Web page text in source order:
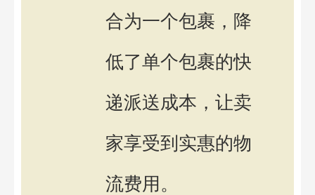
合为一个包裹，降
低了单个包裹的快
递派送成本，让卖
家享受到实惠的物
流费用。